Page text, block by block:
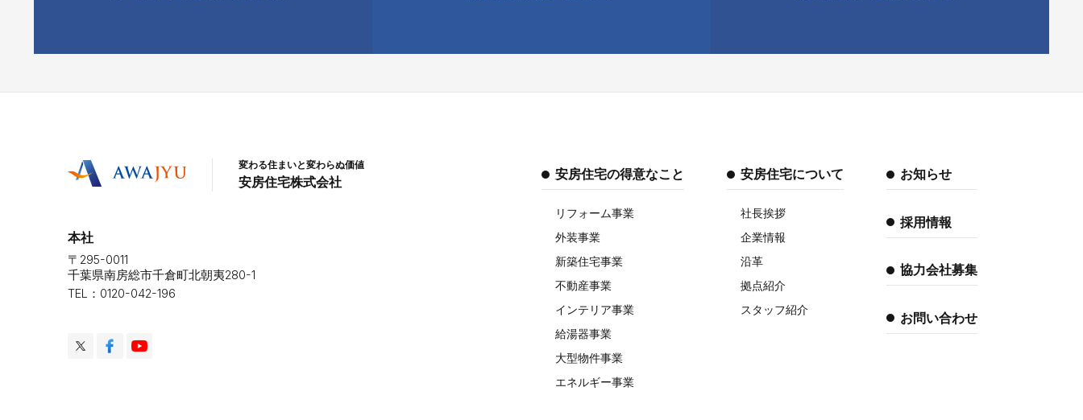
変わる住まいと変わらぬ価値
安房住宅株式会社
本社
〒295-0011
千葉県南房総市千倉町北朝夷280-1
TEL：0120-042-196
安房住宅の得意なこと
リフォーム事業
外装事業
新築住宅事業
不動産事業
インテリア事業
給湯器事業
大型物件事業
エネルギー事業
安房住宅について
社長挨拶
企業情報
沿革
拠点紹介
スタッフ紹介
お知らせ
採用情報
協力会社募集
お問い合わせ